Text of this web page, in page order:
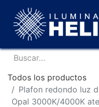
Todos los productos
Plafon redondo luz
Opal 3000K/4000K